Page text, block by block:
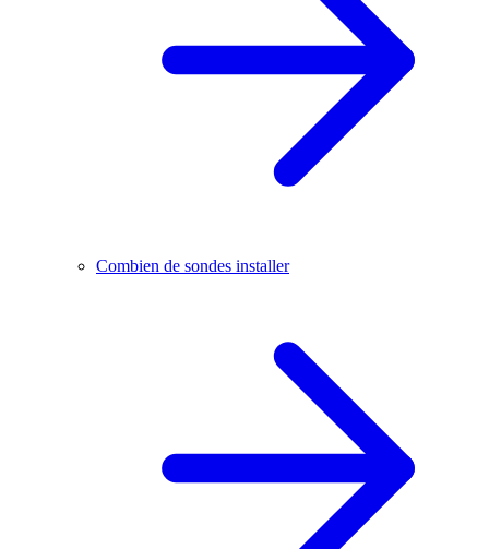
Combien de sondes installer